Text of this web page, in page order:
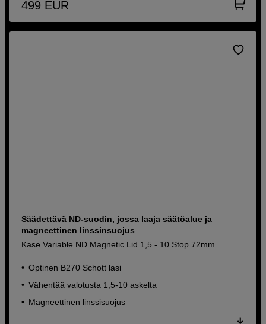
499 EUR
Säädettävä ND-suodin, jossa laaja säätöalue ja
magneettinen linssinsuojus
Kase Variable ND Magnetic Lid 1,5 - 10 Stop 72mm
Optinen B270 Schott lasi
Vähentää valotusta 1,5-10 askelta
Magneettinen linssisuojus